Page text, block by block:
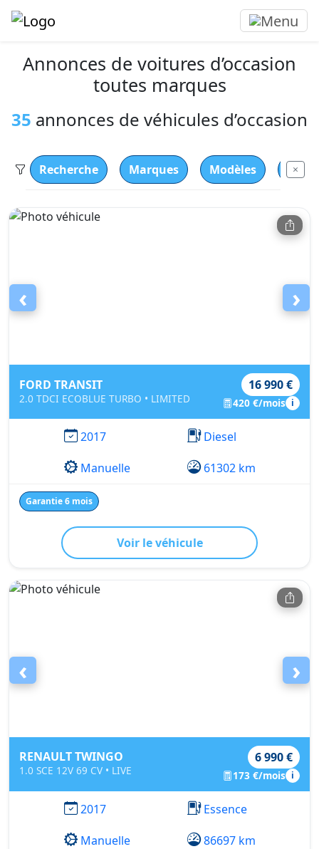
Annonces de voitures d’occasion
toutes marques
35 annonces de véhicules d’occasion
Recherche Marques Modèles ×
‹ ›
FORD TRANSIT
2.0 TDCI ECOBLUE TURBO • LIMITED
16 990 €
420 €/mois i
2017
Diesel
Manuelle
61302 km
Garantie 6 mois
Voir le véhicule
‹ ›
RENAULT TWINGO
1.0 SCE 12V 69 CV • LIVE
6 990 €
173 €/mois i
2017
Essence
Manuelle
86697 km